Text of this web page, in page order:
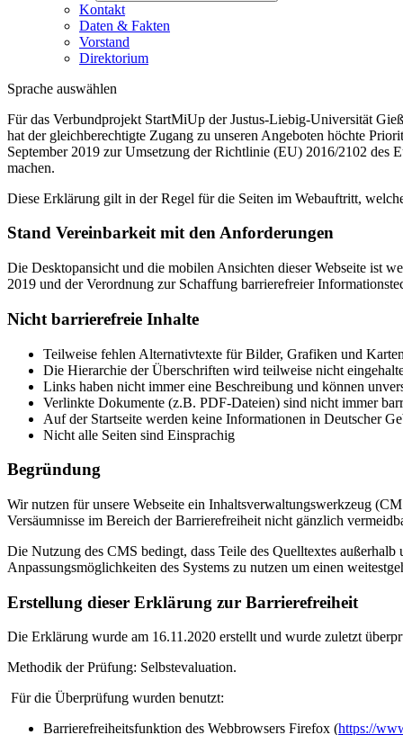
Kontakt
Daten & Fakten
Vorstand
Direktorium
Sprache auswählen
Für das Verbundprojekt StartMiUp der Justus-Liebig-Universität
hat der gleichberechtigte Zugang zu unseren Angeboten höchte
September 2019 zur Umsetzung der Richtlinie (EU) 2016/2102 des
machen.
Diese Erklärung gilt in der Regel für die Seiten im Webauftritt,
Stand Vereinbarkeit mit den Anforderungen
Die Desktopansicht und die mobilen Ansichten dieser Webseite ist
2019 und der Verordnung zur Schaffung barrierefreier
Nicht barrierefreie Inhalte
Teilweise fehlen Alternativtexte für Bilder, Grafiken und
Die Hierarchie der Überschriften wird teilweise nicht
Links haben nicht immer eine Beschreibung und können
Verlinkte Dokumente (z.B. PDF-Dateien) sind nicht immer
Auf der Startseite werden keine Informationen in Deutscher
Nicht alle Seiten sind Einsprachig
Begründung
Wir nutzen für unsere Webseite ein Inhaltsverwaltungswerkzeug
Versäumnisse im Bereich der Barrierefreiheit nicht gänzlich
Die Nutzung des CMS bedingt, dass Teile des Quelltextes
Anpassungsmöglichkeiten des Systems zu nutzen um einen
Erstellung dieser Erklärung zur Barrierefreiheit
Die Erklärung wurde am 16.11.2020 erstellt und wurde zuletzt
Methodik der Prüfung: Selbstevaluation.
Für die Überprüfung wurden benutzt:
Barrierefreiheitsfunktion des Webbrowsers Firefox (https://